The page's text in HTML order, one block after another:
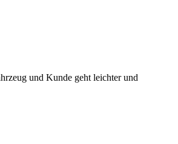
und Kunde geht leichter und